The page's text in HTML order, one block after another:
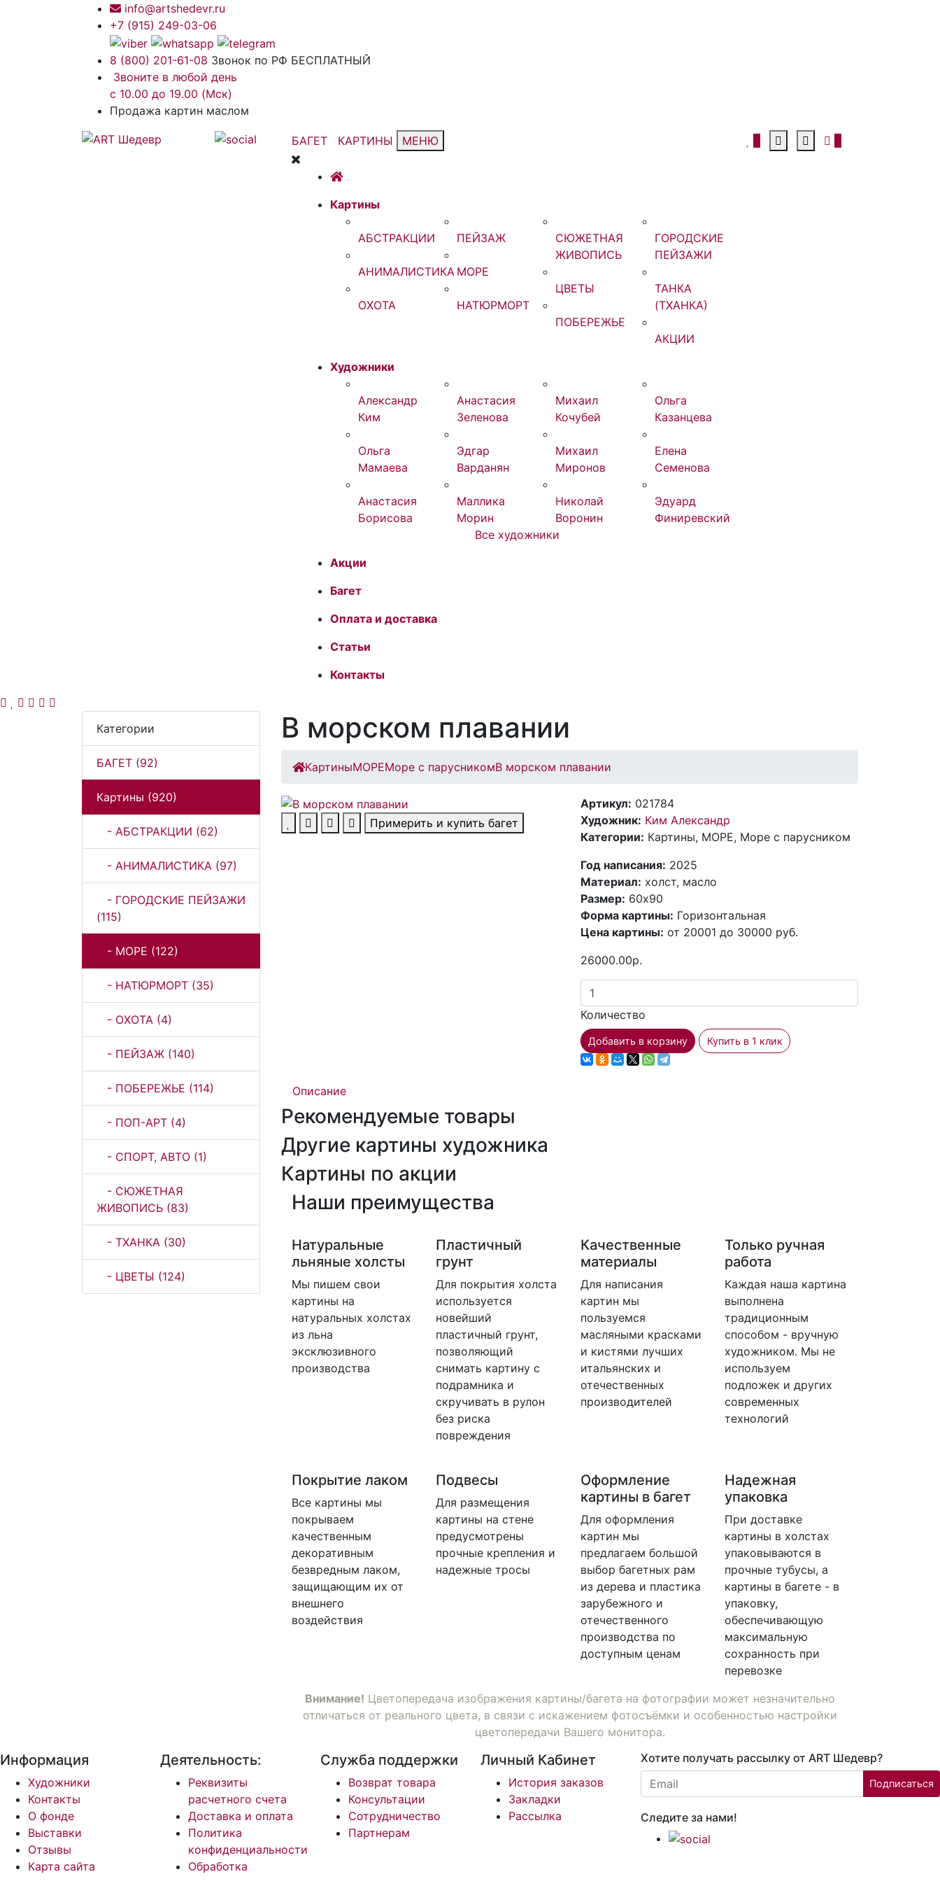
info@artshedevr.ru
+7 (915) 249-03-06
8 (800) 201-61-08 Звонок по РФ БЕСПЛАТНЫЙ
Звоните в любой день
с 10.00 до 19.00 (Мск)
Продажа картин маслом
БАГЕТ КАРТИНЫ МЕНЮ
Картины
АБСТРАКЦИИ
АНИМАЛИСТИКА
ОХОТА
ПЕЙЗАЖ
МОРЕ
НАТЮРМОРТ
СЮЖЕТНАЯ
ЖИВОПИСЬ
ЦВЕТЫ
ПОБЕРЕЖЬЕ
ГОРОДСКИЕ
ПЕЙЗАЖИ
ТАНКА
(ТХАНКА)
АКЦИИ
Художники
Александр
Ким
Ольга
Мамаева
Анастасия
Борисова
Анастасия
Зеленова
Эдгар
Варданян
Маллика
Морин
Михаил
Кочубей
Михаил
Миронов
Николай
Воронин
Ольга
Казанцева
Елена
Семенова
Эдуард
Финиревский
Все художники
Акции
Багет
Оплата и доставка
Статьи
Контакты
Категории
БАГЕТ (92)
Картины (920)
- АБСТРАКЦИИ (62)
- АНИМАЛИСТИКА (97)
- ГОРОДСКИЕ ПЕЙЗАЖИ
(115)
- МОРЕ (122)
- НАТЮРМОРТ (35)
- ОХОТА (4)
- ПЕЙЗАЖ (140)
- ПОБЕРЕЖЬЕ (114)
- ПОП-АРТ (4)
- СПОРТ, АВТО (1)
- СЮЖЕТНАЯ
ЖИВОПИСЬ (83)
- ТХАНКА (30)
- ЦВЕТЫ (124)
В морском плавании
КартиныМОРЕМоре с парусникомВ морском плавании
Примерить и купить багет
Артикул: 021784
Художник: Ким Александр
Категории: Картины, МОРЕ, Море с парусником
Год написания: 2025
Материал: холст, масло
Размер: 60х90
Форма картины: Горизонтальная
Цена картины: от 20001 до 30000 руб.
26000.00р.
Количество
Добавить в корзину Купить в 1 клик
Описание
Рекомендуемые товары
Другие картины художника
Картины по акции
Наши преимущества
Натуральные
льняные холсты
Мы пишем свои
картины на
натуральных холстах
из льна
эксклюзивного
производства
Пластичный
грунт
Для покрытия холста
используется
новейший
пластичный грунт,
позволяющий
снимать картину с
подрамника и
скручивать в рулон
без риска
повреждения
Качественные
материалы
Для написания
картин мы
пользуемся
масляными красками
и кистями лучших
итальянских и
отечественных
производителей
Только ручная
работа
Каждая наша картина
выполнена
традиционным
способом - вручную
художником. Мы не
используем
подложек и других
современных
технологий
Покрытие лаком
Все картины мы
покрываем
качественным
декоративным
безвредным лаком,
защищающим их от
внешнего
воздействия
Подвесы
Для размещения
картины на стене
предусмотрены
прочные крепления и
надежные тросы
Оформление
картины в багет
Для оформления
картин мы
предлагаем большой
выбор багетных рам
из дерева и пластика
зарубежного и
отечественного
производства по
доступным ценам
Надежная
упаковка
При доставке
картины в холстах
упаковываются в
прочные тубусы, а
картины в багете - в
упаковку,
обеспечивающую
максимальную
сохранность при
перевозке
Внимание! Цветопередача изображения картины/багета на фотографии может незначительно
отличаться от реального цвета, в связи с искажением фотосъёмки и особенностью настройки
цветопередачи Вашего монитора.
Информация
Художники
Контакты
О фонде
Выставки
Отзывы
Карта сайта
Деятельность:
Реквизиты
расчетного счета
Доставка и оплата
Политика
конфиденциальности
Обработка
Служба поддержки
Возврат товара
Консультации
Сотрудничество
Партнерам
Личный Кабинет
История заказов
Закладки
Рассылка
Хотите получать рассылку от ART Шедевр?
Email:
Подписаться
Следите за нами!